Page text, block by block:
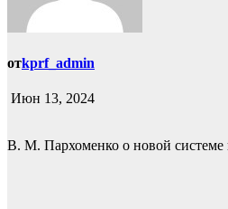
отkprf_admin
Июн 13, 2024
В. М. Пархоменко о новой системе